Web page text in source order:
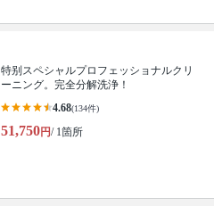
特别スペシャルプロフェッショナルクリ
ーニング。完全分解洗浄！
4.68(134件)
51,750円/ 1箇所